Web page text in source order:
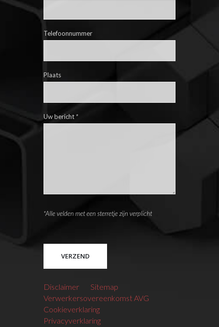
Telefoonnummer
Plaats
Uw bericht *
*Alle velden met een sterretje zijn verplicht
Disclaimer
Sitemap
Verwerkersovereenkomst AVG
Cookieverklaring
Privacyverklaring